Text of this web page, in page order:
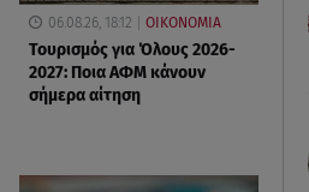
06.08.26, 18:12 ΟΙΚΟΝΟΜΙΑ
Τουρισμός για Όλους 2026-
2027: Ποια ΑΦΜ κάνουν
σήμερα αίτηση